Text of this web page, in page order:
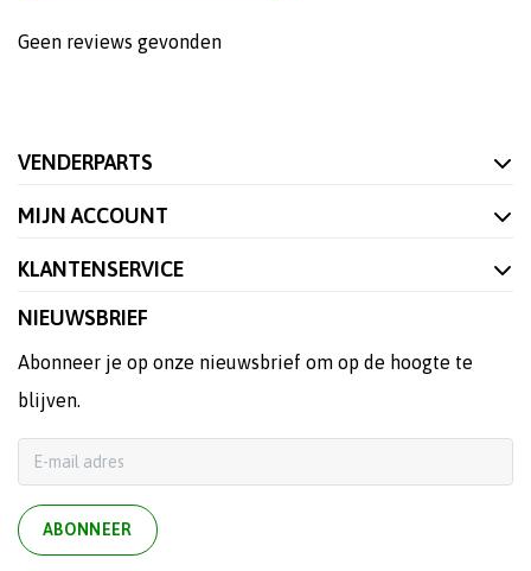
Geen reviews gevonden
VENDERPARTS
MIJN ACCOUNT
KLANTENSERVICE
NIEUWSBRIEF
Abonneer je op onze nieuwsbrief om op de hoogte te
blijven.
ABONNEER